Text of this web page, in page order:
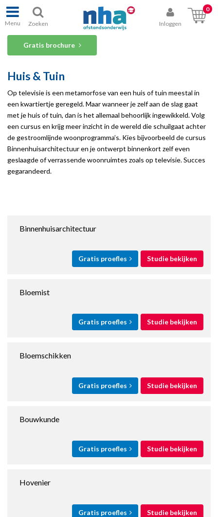
Menu Zoeken Inloggen
0
Gratis brochure
Huis & Tuin
Op televisie is een metamorfose van een huis of tuin meestal in
een kwartiertje geregeld. Maar wanneer je zelf aan de slag gaat
met je huis of tuin, dan is het allemaal behoorlijk ingewikkeld. Volg
een cursus en krijg meer inzicht in de wereld die schuilgaat achter
de gestroomlijnde woonprogramma’s. Kies bijvoorbeeld de cursus
Binnenhuisarchitectuur en je ontwerpt binnenkort zelf even
geslaagde of verrassende woonruimtes zoals op televisie. Succes
gegarandeerd.
Binnenhuisarchitectuur
Gratis proefles Studie bekijken
Bloemist
Gratis proefles Studie bekijken
Bloemschikken
Gratis proefles Studie bekijken
Bouwkunde
Gratis proefles Studie bekijken
Hovenier
Gratis proefles Studie bekijken